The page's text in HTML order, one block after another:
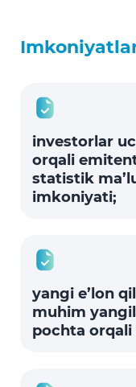
investorlar
orqali
statistik
imkoniyati;
yangi e’lon
muhim
pochta orqali